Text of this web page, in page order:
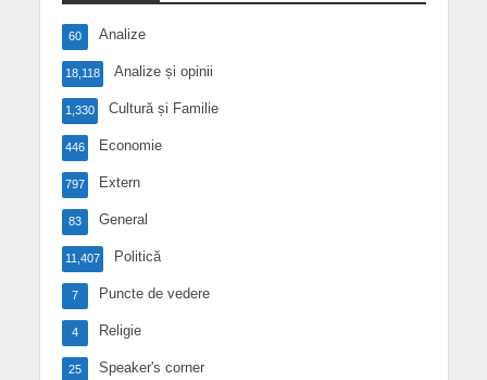
Analize
60
Analize și opinii
18,118
Cultură și Familie
1,330
Economie
446
Extern
797
General
83
Politică
11,407
Puncte de vedere
7
Religie
4
Speaker's corner
25